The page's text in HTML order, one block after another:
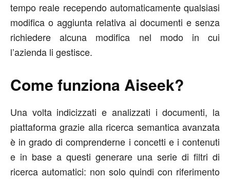
tempo reale recependo automaticamente qualsiasi
modifica o aggiunta relativa ai documenti e senza
richiedere alcuna modifica nel modo in cui
l’azienda li gestisce.
Come funziona Aiseek?
Una volta indicizzati e analizzati i documenti, la
piattaforma grazie alla ricerca semantica avanzata
è in grado di comprenderne i concetti e i contenuti
e in base a questi generare una serie di filtri di
ricerca automatici: non solo quindi con riferimento